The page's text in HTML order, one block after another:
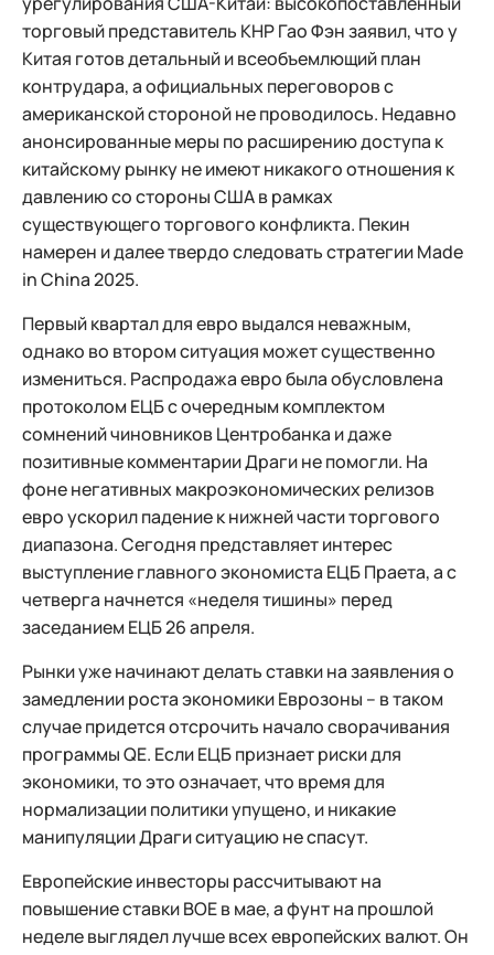
торговый представитель КНР Гао Фэн заявил, что у
Китая готов детальный и всеобъемлющий план
контрудара, а официальных переговоров с
американской стороной не проводилось. Недавно
анонсированные меры по расширению доступа к
китайскому рынку не имеют никакого отношения к
давлению со стороны США в рамках
существующего торгового конфликта. Пекин
намерен и далее твердо следовать стратегии Made
in China 2025.
Первый квартал для евро выдался неважным,
однако во втором ситуация может существенно
измениться. Распродажа евро была обусловлена
протоколом ЕЦБ с очередным комплектом
сомнений чиновников Центробанка и даже
позитивные комментарии Драги не помогли. На
фоне негативных макроэкономических релизов
евро ускорил падение к нижней части торгового
диапазона. Сегодня представляет интерес
выступление главного экономиста ЕЦБ Праета, а с
четверга начнется «неделя тишины» перед
заседанием ЕЦБ 26 апреля.
Рынки уже начинают делать ставки на заявления о
замедлении роста экономики Еврозоны – в таком
случае придется отсрочить начало сворачивания
программы QE. Если ЕЦБ признает риски для
экономики, то это означает, что время для
нормализации политики упущено, и никакие
манипуляции Драги ситуацию не спасут.
Европейские инвесторы рассчитывают на
повышение ставки ВOЕ в мае, а фунт на прошлой
неделе выглядел лучше всех европейских валют. Он